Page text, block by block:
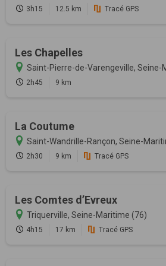
3h15 12.5 km Tracé GPS
Les Chapelles
Saint-Pierre-de-Varengeville, Seine-
2h45 9 km
La Coutume
Saint-Wandrille-Rançon, Seine-
2h30 9 km Tracé GPS
Les Comtes d’Evreux
Triquerville, Seine-Maritime (76)
4h15 17 km Tracé GPS